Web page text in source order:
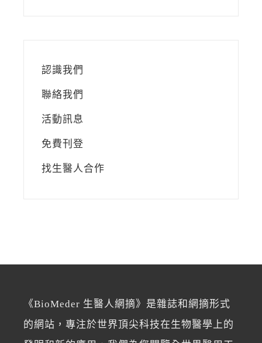
認識我們
聯絡我們
活動訊息
免費刊登
找生醫人合作
《BioMeder 生醫人網摘》是雜誌和網摘形式
的網站，專注於世界頂尖科技在生物醫學上的